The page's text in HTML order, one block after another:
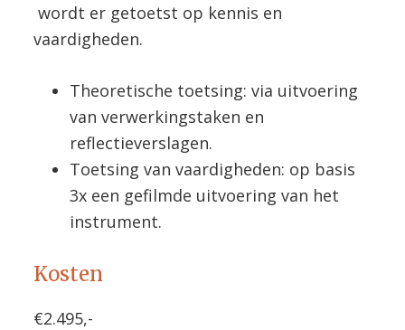
wordt er getoetst op kennis en
vaardigheden.
Theoretische toetsing: via uitvoering
van verwerkingstaken en
reflectieverslagen.
Toetsing van vaardigheden: op basis
3x een gefilmde uitvoering van het
instrument.
Kosten
€2.495,-